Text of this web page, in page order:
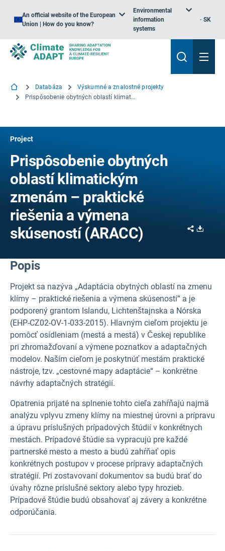
An official website of the European
Union | How do you know?
Environmental
information
systems
SK
Databáza
Výskumné a znalostné projekty
Prispôsobenie obytných oblastí klimatickým zmenám – praktické riešenia a výmena skúseností
Project
Prispôsobenie obytných
oblastí klimatickým
zmenám – praktické
riešenia a výmena
skúseností (ARACC)
Share
Popis
Projekt sa nazýva „Adaptácia obytných oblastí na zmenu
klímy – praktické riešenia a výmena skúseností“ a je
podporený grantom Islandu, Lichtenštajnska a Nórska
(EHP-CZ02-OV-1-033-2015). Hlavným cieľom projektu je
pomôcť osídleniam (mestá a mestá) v Českej republike
pri zhromažďovaní a výmene poznatkov a adaptačných
modelov. Naším cieľom je poskytnúť mestám praktické
nástroje, tzv. „cestovné mapy adaptácie“ – konkrétne
návrhy adaptačných stratégií.
Opatrenia prijaté na splnenie tohto cieľa zahŕňajú najmä
analýzu vplyvu zmeny klímy na miestnej úrovni a prípravu
a úpravu príslušných prípadových štúdií v konkrétnych
mestách. Prípadové štúdie sa vypracujú pre každé
partnerské mesto a mesto a budú zahŕňať opis
konkrétnych postupov v procese prípravy adaptačných
stratégií. Pri zostavovaní dokumentov sa budú brať do
úvahy rôzne príslušné sektory alebo typy hrozieb.
Prípadové štúdie budú obsahovať aj závery a konkrétne
odporúčania.